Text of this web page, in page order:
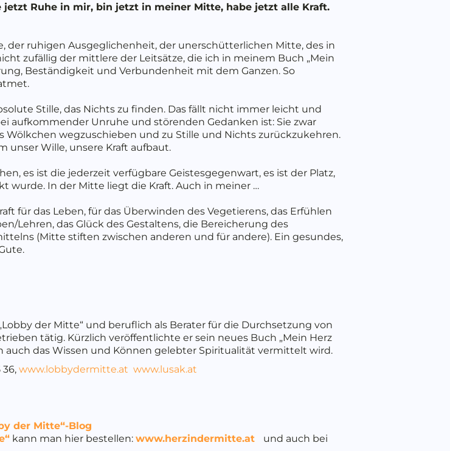
Ruhe in mir, bin jetzt in meiner Mitte, habe jetzt alle Kraft.
der ruhigen Ausgeglichenheit, der unerschütterlichen Mitte, des in
zufällig der mittlere der Leitsätze, die ich in meinem Buch „Mein
Beständigkeit und Verbundenheit mit dem Ganzen. So
Stille, das Nichts zu finden. Das fällt nicht immer leicht und
aufkommender Unruhe und störenden Gedanken ist: Sie zwar
wegzuschieben und zu Stille und Nichts zurückzukehren.
unser Wille, unsere Kraft aufbaut.
es ist die jederzeit verfügbare Geistesgegenwart, es ist der Platz,
wurde. In der Mitte liegt die Kraft. Auch in meiner …
für das Leben, für das Überwinden des Vegetierens, das Erfühlen
Lehren, das Glück des Gestaltens, die Bereicherung des
(Mitte stiften zwischen anderen und für andere). Ein gesundes,
der Mitte“ und beruflich als Berater für die Durchsetzung von
tätig. Kürzlich veröffentlichte er sein neues Buch „Mein Herz
das Wissen und Können gelebter Spiritualität vermittelt wird.
36, www.lobbydermitte.at www.lusak.at
der Mitte“-Blog
kann man hier bestellen: www.herzindermitte.at
und auch bei